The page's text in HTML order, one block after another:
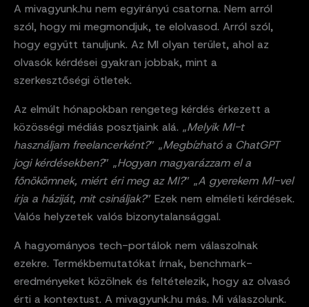
A mivagyunk.hu nem egyirányú csatorna. Nem arról
szól, hogy mi megmondjuk, te elolvasod. Arról szól,
hogy együtt tanuljunk. Az MI olyan terület, ahol az
olvasók kérdései gyakran jobbak, mint a
szerkesztőségi ötletek.
Az elmúlt hónapokban rengeteg kérdés érkezett a
közösségi médiás posztjaink alá. „Melyik MI-t
használjam freelancerként?” „Megbízható a ChatGPT
jogi kérdésekben?” „Hogyan magyarázzam el a
főnökömnek, miért éri meg az MI?” „A gyerekem MI-vel
írja a háziját, mit csináljak?” Ezek nem elméleti kérdések.
Valós helyzetek valós bizonytalansággal.
A hagyományos tech-portálok nem válaszolnak
ezekre. Termékbemutatókat írnak, benchmark-
eredményeket közölnek és feltételezik, hogy az olvasó
érti a kontextust. A mivagyunk.hu más. Mi válaszolunk.